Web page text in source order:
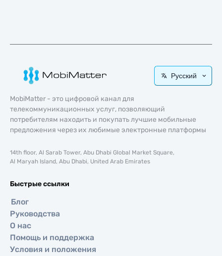
Русский
MobiMatter - это цифровой канал для
телекоммуникационных услуг, позволяющий
потребителям находить и покупать лучшие мобильные
предложения через их любимые электронные платформы
14th floor, Al Sarab Tower, Abu Dhabi Global Market Square,
Al Maryah Island, Abu Dhabi, United Arab Emirates
Быстрые ссылки
Блог
Руководства
О нас
Помощь и поддержка
Условия и положения